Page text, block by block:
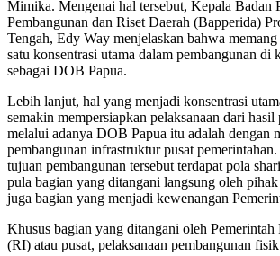
Mimika. Mengenai hal tersebut, Kepala Badan
Pembangunan dan Riset Daerah (Bapperida)
Tengah, Edy Way menjelaskan bahwa
satu konsentrasi utama dalam pembangunan di
sebagai DOB Papua.
Lebih lanjut, hal yang menjadi konsentrasi
semakin mempersiapkan pelaksanaan dari
melalui adanya DOB Papua itu adalah dengan
pembangunan infrastruktur pusat
tujuan pembangunan tersebut terdapat pola
pula bagian yang ditangani langsung oleh
juga bagian yang menjadi kewenangan
Khusus bagian yang ditangani oleh
(RI) atau pusat, pelaksanaan pembangunan